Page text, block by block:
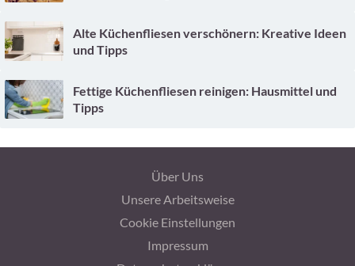
Alte Küchenfliesen verschönern: Kreative Ideen
und Tipps
Fettige Küchenfliesen reinigen: Hausmittel und
Tipps
Über Uns
Unsere Arbeitsweise
Cookie Einstellungen
Impressum